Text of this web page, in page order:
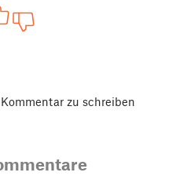
zu schreiben